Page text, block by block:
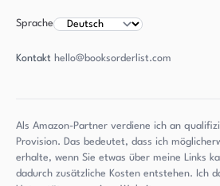
Sprache
Kontakt hello@booksorderlist.com
Als Amazon-Partner verdiene ich an
Provision. Das bedeutet, dass ich
erhalte, wenn Sie etwas über meine Links
dadurch zusätzliche Kosten entstehen. Ich